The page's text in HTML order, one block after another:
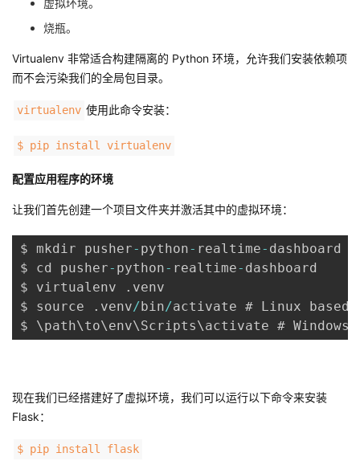
播
活
的
注
我
开
学
堂
的
程
我
认
的
我
的
我
持
我
支
声
虚拟环境。
烧瓶。
Virtualenv 非常适合构建隔离的 Python 环境，允许我们安装依赖项
而不会污染我们的全局包目录。
virtualenv 使用此命令安装：
$ pip install virtualenv
配置应用程序的环境
让我们首先创建一个项目文件夹并激活其中的虚拟环境：
$ mkdir pusher- python- realtime- dashboard
$ cd pusher- python- realtime- dashboard
$ virtualenv
. venv
$ source
. venv/bin/activate # Linux based
现在我们已经搭建好了虚拟环境，我们可以运行以下命令来安装
Flask：
$ pip install flask